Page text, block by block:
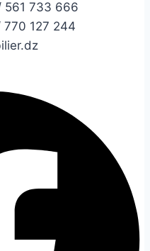
561 733 666
127 244